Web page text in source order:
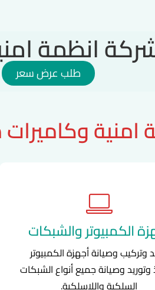
انظمة
طلب عرض سعر
وكاميرات
الكمبيوتر والشبكات
وتركيب وصيانة أجهزة الكمبيوتر
وتوريد وصيانة جميع أنواع الشبكات
السلكية واللاسلكية.